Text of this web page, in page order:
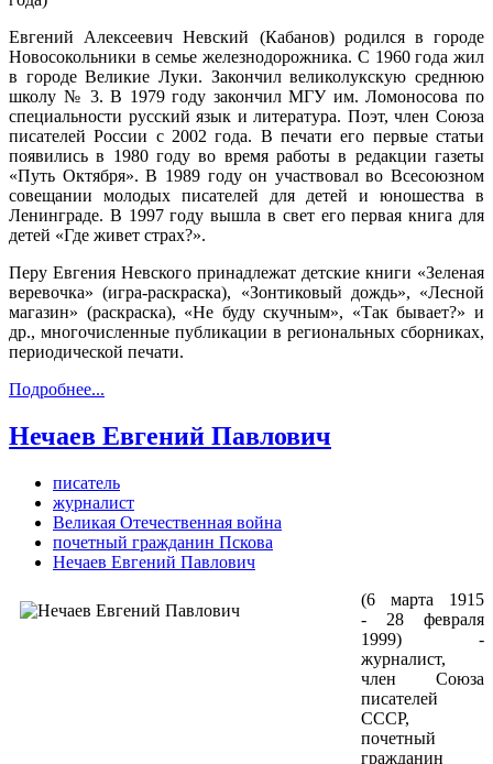
Евгений Алексеевич Невский (Кабанов) родился в городе
Новосокольники в семье железнодорожника. С 1960 года жил
в городе Великие Луки. Закончил великолукскую среднюю
школу № 3. В 1979 году закончил МГУ им. Ломоносова по
специальности русский язык и литература. Поэт, член Союза
писателей России с 2002 года. В печати его первые статьи
появились в 1980 году во время работы в редакции газеты
«Путь Октября». В 1989 году он участвовал во Всесоюзном
совещании молодых писателей для детей и юношества в
Ленинграде. В 1997 году вышла в свет его первая книга для
детей «Где живет страх?».
Перу Евгения Невского принадлежат детские книги «Зеленая
веревочка» (игра-раскраска), «Зонтиковый дождь», «Лесной
магазин» (раскраска), «Не буду скучным», «Так бывает?» и
др., многочисленные публикации в региональных сборниках,
периодической печати.
Подробнее...
Нечаев Евгений Павлович
писатель
журналист
Великая Отечественная война
почетный гражданин Пскова
Нечаев Евгений Павлович
(6 марта 1915
- 28 февраля
1999) -
журналист,
член Союза
писателей
СССР,
почетный
гражданин